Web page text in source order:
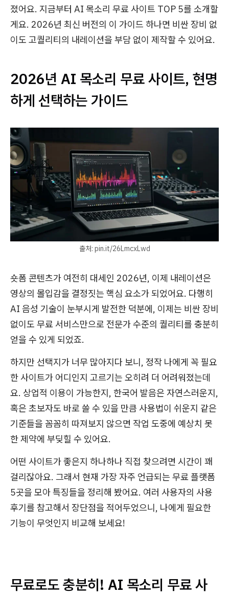
졌어요. 지금부터 AI 목소리 무료 사이트 TOP 5를 소개할
게요. 2026년 최신 버전의 이 가이드 하나면 비싼 장비 없
이도 고퀄리티의 내레이션을 부담 없이 제작할 수 있어요.
2026년 AI 목소리 무료 사이트, 현명
하게 선택하는 가이드
출처: pin.it/26LmcxLwd
숏폼 콘텐츠가 여전히 대세인 2026년, 이제 내레이션은
영상의 몰입감을 결정짓는 핵심 요소가 되었어요. 다행히
AI 음성 기술이 눈부시게 발전한 덕분에, 이제는 비싼 장비
없이도 무료 서비스만으로 전문가 수준의 퀄리티를 충분히
얻을 수 있게 되었죠.
하지만 선택지가 너무 많아지다 보니, 정작 나에게 꼭 필요
한 사이트가 어디인지 고르기는 오히려 더 어려워졌는데
요. 상업적 이용이 가능한지, 한국어 발음은 자연스러운지,
혹은 초보자도 바로 쓸 수 있을 만큼 사용법이 쉬운지 같은
기준들을 꼼꼼히 따져보지 않으면 작업 도중에 예상치 못
한 제약에 부딪힐 수 있어요.
어떤 사이트가 좋은지 하나하나 직접 찾으려면 시간이 꽤
걸리잖아요. 그래서 현재 가장 자주 언급되는 무료 플랫폼
5곳을 모아 특징들을 정리해 봤어요. 여러 사용자의 사용
후기를 참고해서 장단점을 적어두었으니, 나에게 필요한
기능이 무엇인지 비교해 보세요!
무료로도 충분히! AI 목소리 무료 사